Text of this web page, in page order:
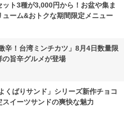
ット3種が3,000円から！お盆や集ま
ューム&おトクな期間限定メニュー
辛！台湾ミンチカツ」8月4日数量限
の旨辛グルメが登場
くばりサンド」シリーズ新作チョコ
スイーツサンドの爽快な魅力